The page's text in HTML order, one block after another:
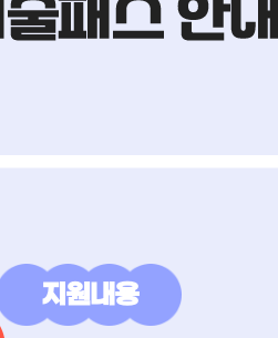
지원내용